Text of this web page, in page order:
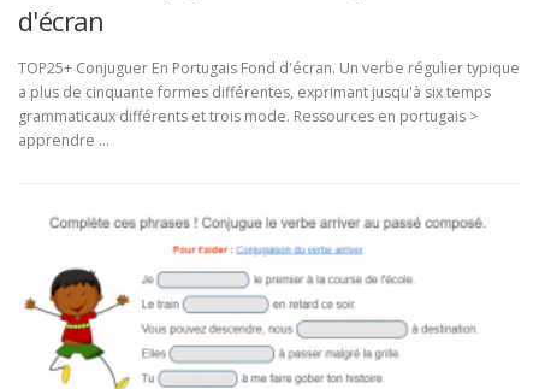
d'écran
TOP25+ Conjuguer En Portugais Fond d'écran. Un verbe régulier typique
a plus de cinquante formes différentes, exprimant jusqu'à six temps
grammaticaux différents et trois mode. Ressources en portugais >
apprendre …